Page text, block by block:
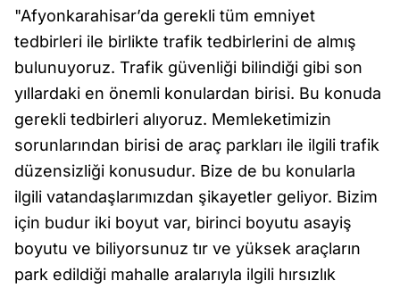
"Afyonkarahisar’da gerekli tüm emniyet
tedbirleri ile birlikte trafik tedbirlerini de almış
bulunuyoruz. Trafik güvenliği bilindiği gibi son
yıllardaki en önemli konulardan birisi. Bu konuda
gerekli tedbirleri alıyoruz. Memleketimizin
sorunlarından birisi de araç parkları ile ilgili trafik
düzensizliği konusudur. Bize de bu konularla
ilgili vatandaşlarımızdan şikayetler geliyor. Bizim
için budur iki boyut var, birinci boyutu asayiş
boyutu ve biliyorsunuz tır ve yüksek araçların
park edildiği mahalle aralarıyla ilgili hırsızlık